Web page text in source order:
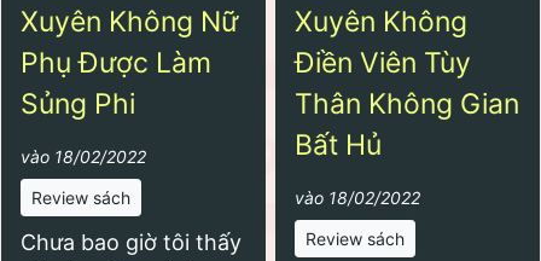
Xuyên Không Nữ
Phụ Được Làm
Sủng Phi
vào 18/02/2022
Review sách
Chưa bao giờ tôi thấy
Xuyên Không
Điền Viên Tùy
Thân Không Gian
Bất Hủ
vào 18/02/2022
Review sách